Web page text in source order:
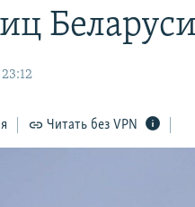
Беларуси
Читать без VPN